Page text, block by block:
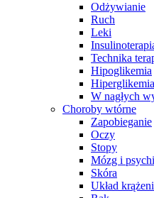
Odżywianie
Ruch
Leki
Technika
Hipoglikemia
W nagłych
Choroby wtórne
Zapobieganie
Oczy
Stopy
Mózg i
Skóra
Układ